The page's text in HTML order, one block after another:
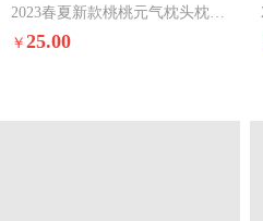
2023春夏新款桃桃元气枕头枕芯48x74cm/只
￥25.00